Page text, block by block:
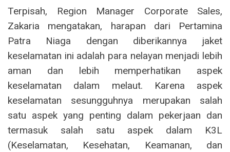
Terpisah, Region Manager Corporate Sales,
Zakaria mengatakan, harapan dari Pertamina
Patra Niaga dengan diberikannya jaket
keselamatan ini adalah para nelayan menjadi lebih
aman dan lebih memperhatikan aspek
keselamatan dalam melaut. Karena aspek
keselamatan sesungguhnya merupakan salah
satu aspek yang penting dalam pekerjaan dan
termasuk salah satu aspek dalam K3L
(Keselamatan, Kesehatan, Keamanan, dan